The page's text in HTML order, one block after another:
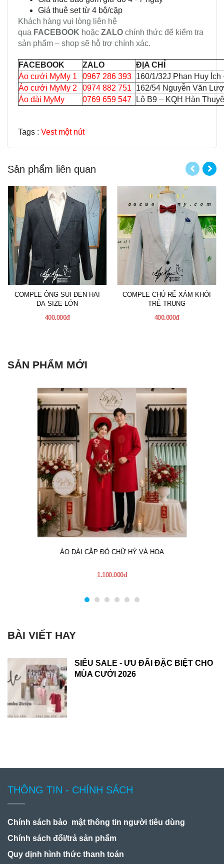
Giá thuê set từ 4 bộ/cặp
Khách hàng vui lòng liên hệ
qua FACEBOOK hoặc ZALO chính thức để kiểm tra
sản phẩm – shop sẽ hỗ trợ chính xác.
FACEBOOK ZALO
ĐỊA CHỈ
Áo cưới MyMy 1
0967 286 393 160/1/32J Phan Huy
Áo cưới MyMy 2
0974 882 751
162/54 Nguyễn Văn
Áo dài MyMy
0769 659 547 Lô B9 – KQH Hàn
Tags : Vest một nút
Sản phẩm liên quan
COMPLE ÔNG SUI ĐEN HAI
DA SIZE LỚN
400.000đ
COMPLE CHÚ RỂ XÁM KHÓI
TRẺ TRUNG
400.000đ
SẢN PHẨM MỚI
ÁO DÀI CẶP ĐỎ CHỮ HỶ VÀ HOA
1.100.000đ
BÀI VIẾT HAY
SIÊU SALE - ƯU ĐÃI ĐẶC BIỆT CHO
MÙA CƯỚI 2026
THÔNG TIN - CHÍNH SÁCH
Chính sách bảo mật thông tin người tiêu dùng
Chính sách đổi/trả sản phẩm
Quy dịnh hình thức thanh toán